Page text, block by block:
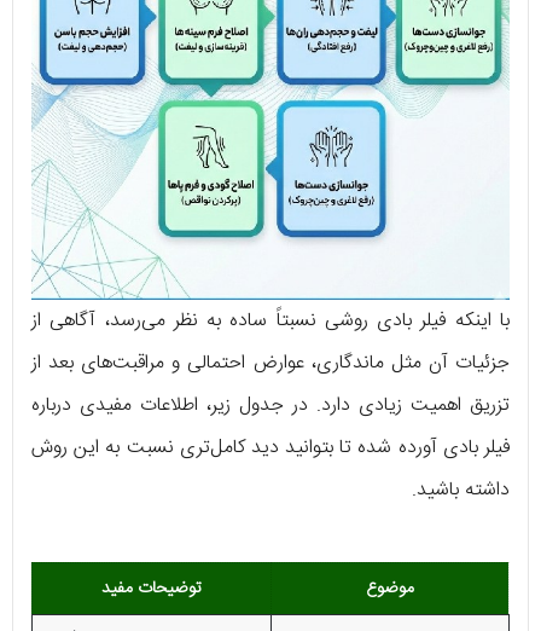
با اینکه فیلر بادی روشی نسبتاً ساده به نظر می‌رسد، آگاهی از
جزئیات آن مثل ماندگاری، عوارض احتمالی و مراقبت‌های بعد از
تزریق اهمیت زیادی دارد. در جدول زیر، اطلاعات مفیدی درباره
فیلر بادی آورده شده تا بتوانید دید کامل‌تری نسبت به این روش
داشته باشید.
موضوع توضیحات مفید